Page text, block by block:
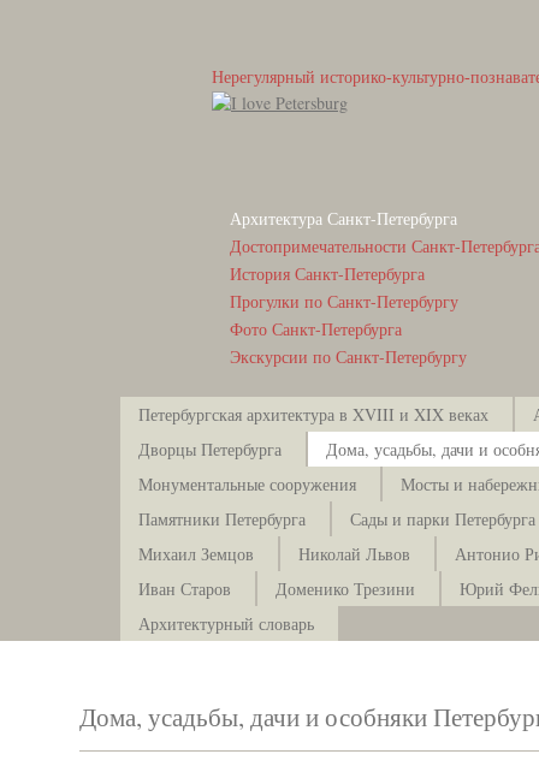
Нерегулярный историко-культурно-
Архитектура Санкт-Петербурга
Достопримечательности Санкт-
История Санкт-Петербурга
Прогулки по Санкт-Петербургу
Фото Санкт-Петербурга
Экскурсии по Санкт-Петербургу
Петербургская архитектура в XVIII и XIX веках
Дворцы Петербурга
Дома, усадьбы, дачи и
Монументальные сооружения
Мосты и
Памятники Петербурга
Сады и парки Петербурга
Михаил Земцов
Николай Львов
Антонио
Иван Старов
Доменико Трезини
Юрий
Архитектурный словарь
Дома, усадьбы, дачи и особняки